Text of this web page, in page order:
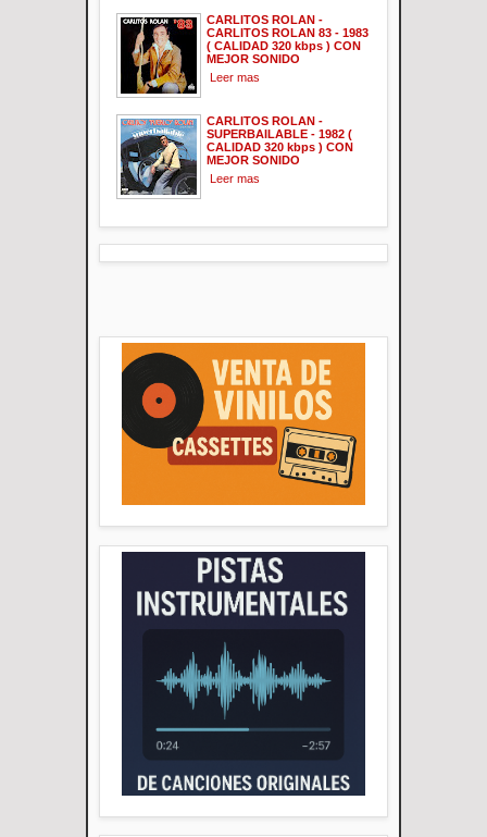
CARLITOS ROLAN -
CARLITOS ROLAN 83 - 1983
( CALIDAD 320 kbps ) CON
MEJOR SONIDO
Leer mas
CARLITOS ROLAN -
SUPERBAILABLE - 1982 (
CALIDAD 320 kbps ) CON
MEJOR SONIDO
Leer mas